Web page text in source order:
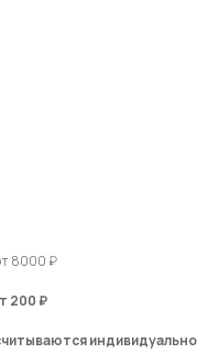
8000 ₽
200 ₽
индивидуально